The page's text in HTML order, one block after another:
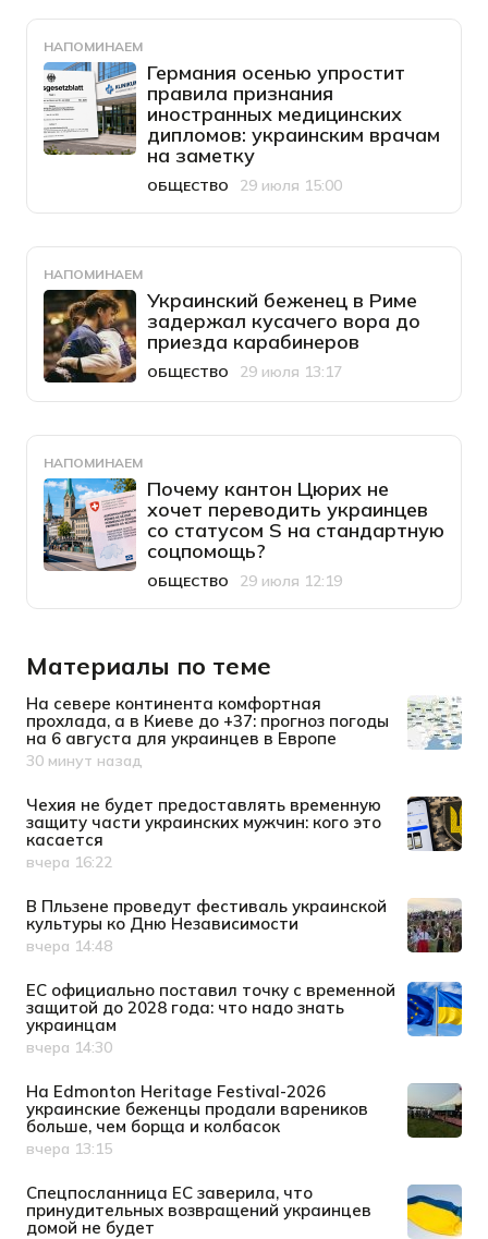
НАПОМИНАЕМ
Германия осенью упростит
правила признания
иностранных медицинских
дипломов: украинским врачам
на заметку
Категория
ОБЩЕСТВО
Дата публикации
29 июля 15:00
НАПОМИНАЕМ
Украинский беженец в Риме
задержал кусачего вора до
приезда карабинеров
Категория
ОБЩЕСТВО
Дата публикации
29 июля 13:17
НАПОМИНАЕМ
Почему кантон Цюрих не
хочет переводить украинцев
со статусом S на стандартную
соцпомощь?
Категория
ОБЩЕСТВО
Дата публикации
29 июля 12:19
Материалы по теме
На севере континента комфортная
прохлада, а в Киеве до +37: прогноз погоды
на 6 августа для украинцев в Европе
Дата публикации
30 минут назад
Чехия не будет предоставлять временную
защиту части украинских мужчин: кого это
касается
Дата публикации
вчера 16:22
В Пльзене проведут фестиваль украинской
культуры ко Дню Независимости
Дата публикации
вчера 14:48
ЕС официально поставил точку с временной
защитой до 2028 года: что надо знать
украинцам
Дата публикации
вчера 14:30
На Edmonton Heritage Festival-2026
украинские беженцы продали вареников
больше, чем борща и колбасок
Дата публикации
вчера 13:15
Спецпосланница ЕС заверила, что
принудительных возвращений украинцев
домой не будет